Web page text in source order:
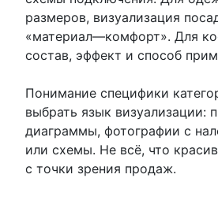
размеров, визуализация
«материал—комфорт». Для
состав, эффект и способ
Понимание специфики
выбрать язык визуализации:
диаграммы, фотографии с
или схемы. Не всё, что
с точки зрения продаж.